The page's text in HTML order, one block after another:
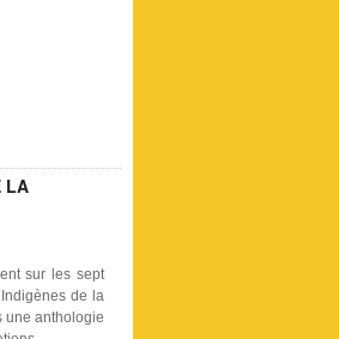
LA
sur les sept
de la
une anthologie